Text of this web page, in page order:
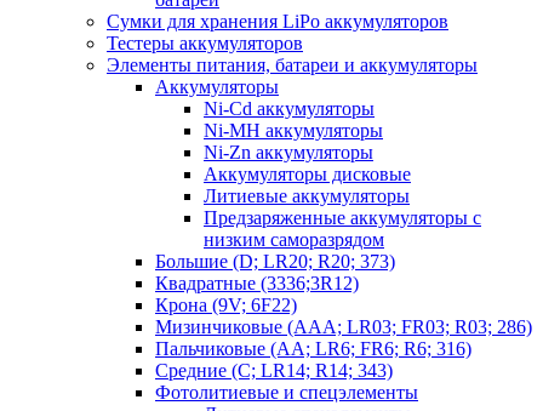
Сумки для хранения LiPo аккумуляторов
Тестеры аккумуляторов
Элементы питания, батареи и аккумуляторы
Аккумуляторы
Ni-Cd аккумуляторы
Ni-MH аккумуляторы
Ni-Zn аккумуляторы
Аккумуляторы дисковые
Литиевые аккумуляторы
Предзаряженные аккумуляторы с
низким саморазрядом
Большие (D; LR20; R20; 373)
Квадратные (3336;3R12)
Крона (9V; 6F22)
Мизинчиковые (AAA; LR03; FR03; R03; 286)
Пальчиковые (AA; LR6; FR6; R6; 316)
Средние (C; LR14; R14; 343)
Фотолитиевые и спецэлементы